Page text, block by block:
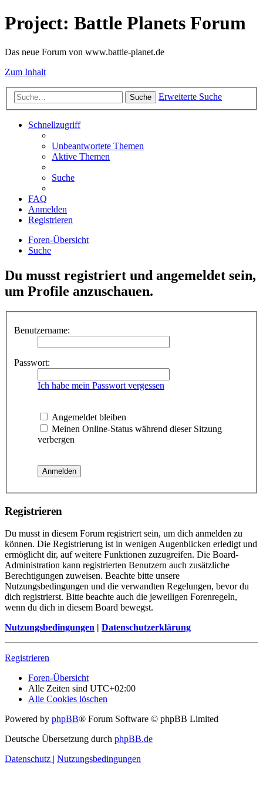
Project: Battle Planets Forum
Das neue Forum von www.battle-planet.de
Zum Inhalt
Suche Erweiterte Suche
Schnellzugriff
Unbeantwortete Themen
Aktive Themen
Suche
FAQ
Anmelden
Registrieren
Foren-Übersicht
Suche
Du musst registriert und angemeldet sein,
um Profile anzuschauen.
Benutzername:
Passwort:
Ich habe mein Passwort vergessen
Angemeldet bleiben
Meinen Online-Status während dieser Sitzung
verbergen
Registrieren
Du musst in diesem Forum registriert sein, um dich anmelden zu
können. Die Registrierung ist in wenigen Augenblicken erledigt und
ermöglicht dir, auf weitere Funktionen zuzugreifen. Die Board-
Administration kann registrierten Benutzern auch zusätzliche
Berechtigungen zuweisen. Beachte bitte unsere
Nutzungsbedingungen und die verwandten Regelungen, bevor du
dich registrierst. Bitte beachte auch die jeweiligen Forenregeln,
wenn du dich in diesem Board bewegst.
Nutzungsbedingungen | Datenschutzerklärung
Registrieren
Foren-Übersicht
Alle Zeiten sind UTC+02:00
Alle Cookies löschen
Powered by phpBB® Forum Software © phpBB Limited
Deutsche Übersetzung durch phpBB.de
Datenschutz | Nutzungsbedingungen